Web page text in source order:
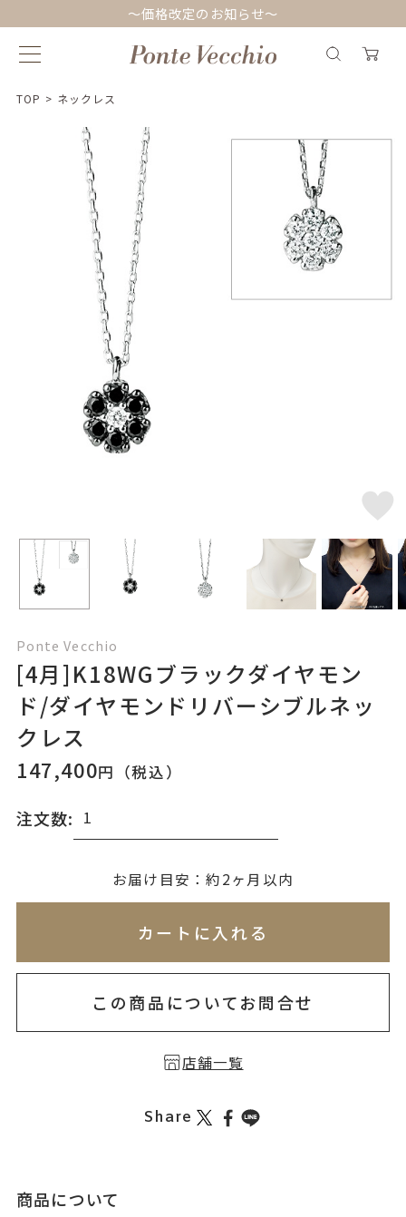
～価格改定のお知らせ～
TOP > ネックレス
Ponte Vecchio
[4月]K18WGブラックダイヤモン
ド/ダイヤモンドリバーシブルネッ
クレス
147,400円（税込）
注文数:
(刻印について)※必ず選択ください
お届け目安：約2ヶ月以内
カートに入れる
この商品についてお問合せ
店舗一覧
Share
商品について